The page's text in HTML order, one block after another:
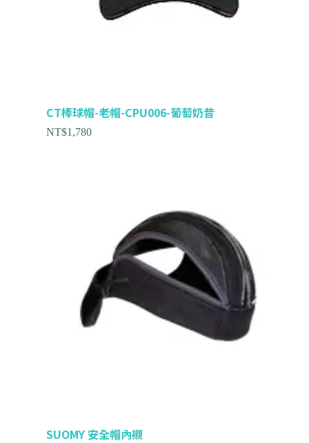
CT棒球帽-老帽-CPU006-葡萄奶昔
NT$1,780
SUOMY 安全帽內襯